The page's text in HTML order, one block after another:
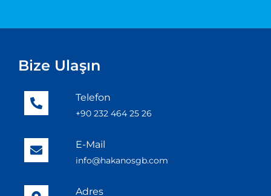
Bize Ulaşın
Telefon
+90 232 464 25 26
E-Mail
info@hakanosgb.com
Adres